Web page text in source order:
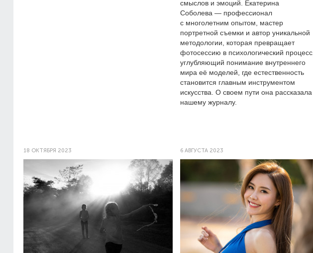
смыслов и эмоций. Екатерина
Соболева — профессионал
с многолетним опытом, мастер
портретной съемки и автор уникальной
методологии, которая превращает
фотосессию в психологический процесс,
углубляющий понимание внутреннего
мира её моделей, где естественность
становится главным инструментом
искусства. О своем пути она рассказала
нашему журналу.
18 ОКТЯБРЯ 2023 6 АВГУСТА 2023